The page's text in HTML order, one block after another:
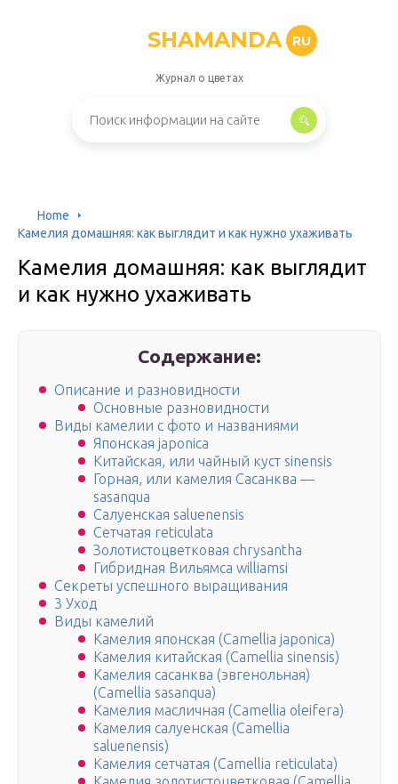
SHAMANDA RU
Журнал о цветах
Home
Камелия домашняя: как выглядит и как нужно ухаживать
Камелия домашняя: как выглядит
и как нужно ухаживать
Содержание:
Описание и разновидности
Основные разновидности
Виды камелии с фото и названиями
Японская japonica
Китайская, или чайный куст sinensis
Горная, или камелия Сасанква —
sasanqua
Салуенская saluenensis
Сетчатая reticulata
Золотистоцветковая chrysantha
Гибридная Вильямса williamsi
Секреты успешного выращивания
3 Уход
Виды камелий
Камелия японская (Camellia japonica)
Камелия китайская (Camellia sinensis)
Камелия сасанква (эвгенольная)
(Camellia sasanqua)
Камелия масличная (Camellia oleifera)
Камелия салуенская (Camellia
saluenensis)
Камелия сетчатая (Camellia reticulata)